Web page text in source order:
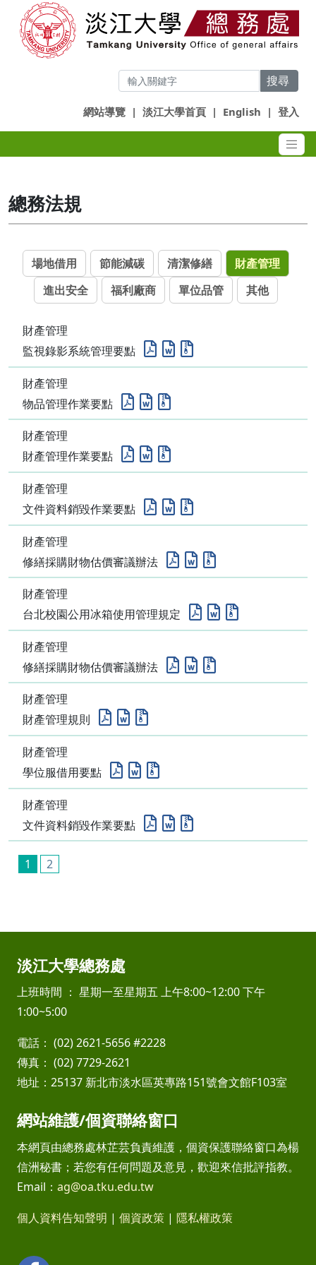
搜尋
網站導覽 | 淡江大學首頁 | English | 登入
總務法規
場地借用 節能減碳 清潔修繕
財產管理
進出安全
福利廠商 單位品管 其他
財產管理
監視錄影系統管理要點
財產管理
物品管理作業要點
財產管理
財產管理作業要點
財產管理
文件資料銷毀作業要點
財產管理
修繕採購財物估價審議辦法
財產管理
台北校園公用冰箱使用管理規定
財產管理
修繕採購財物估價審議辦法
財產管理
財產管理規則
財產管理
學位服借用要點
財產管理
文件資料銷毀作業要點
1 2
淡江大學總務處
上班時間 ： 星期一至星期五 上午8:00~12:00 下午
1:00~5:00
電話： (02) 2621-5656 #2228
傳真： (02) 7729-2621
地址：25137 新北市淡水區英專路151號會文館F103室
網站維護/個資聯絡窗口
本網頁由總務處林芷芸負責維護，個資保護聯絡窗口為楊
信洲秘書；若您有任何問題及意見，歡迎來信批評指教。
Email： ag@oa.tku.edu.tw
個人資料告知聲明 | 個資政策 | 隱私權政策